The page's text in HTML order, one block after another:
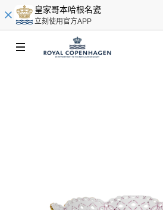
皇家哥本哈根名瓷
立刻使用官方APP